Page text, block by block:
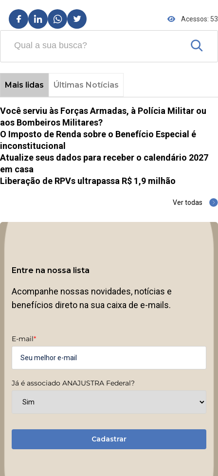
Acessos: 53
Mais lidas Últimas Notícias
Você serviu às Forças Armadas, à Polícia Militar ou
aos Bombeiros Militares?
O Imposto de Renda sobre o Benefício Especial é
inconstitucional
Atualize seus dados para receber o calendário 2027
em casa
Liberação de RPVs ultrapassa R$ 1,9 milhão
Ver todas
Entre na nossa lista
Acompanhe nossas novidades, notícias e
benefícios direto na sua caixa de e-mails.
E-mail*
Já é associado ANAJUSTRA Federal?
Cadastrar